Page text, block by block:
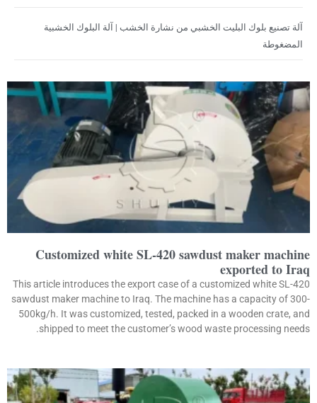
آلة تصنيع بلوك البليت الخشبي من نشارة الخشب | آلة البلوك الخشبية
المضغوطة
Customized white SL-420 sawdust maker machine
exported to Iraq
This article introduces the export case of a customized white SL-420
sawdust maker machine to Iraq. The machine has a capacity of 300-
500kg/h. It was customized, tested, packed in a wooden crate, and
shipped to meet the customer’s wood waste processing needs.